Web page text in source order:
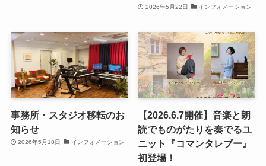
2026年5月22日 インフォメーション
事務所・スタジオ移転のお
知らせ
2026年5月18日 インフォメーション
【2026.6.7開催】音楽と朗
読でものがたりを奏でるユ
ニット『コマンタレブー』
初登場！